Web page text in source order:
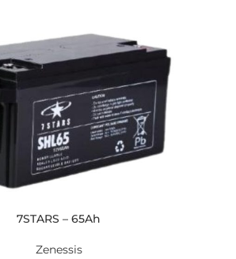
7STARS – 65Ah
Zenessis